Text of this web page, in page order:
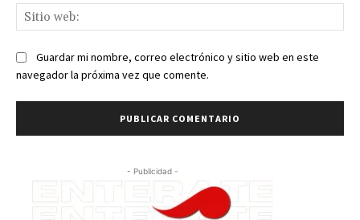
Guardar mi nombre, correo electrónico y sitio web en este
navegador la próxima vez que comente.
- Publicidad -